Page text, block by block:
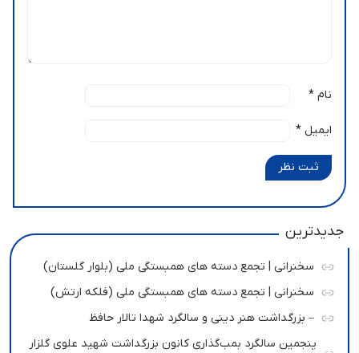
نام *
ایمیل *
ثبت نظر
جدیدترین
سخنرانی | تجمع دسته های همبستگی ملی (بلوار گلستان)
سخنرانی | تجمع دسته های همبستگی ملی (فلکه ارتش)
– بزرگداشت هنر دینی و سالگرد شهدا تالار حافظ
پنجمین سالگرد بمب‌گذاری کانون بزرگداشت شهید علوی گلزار